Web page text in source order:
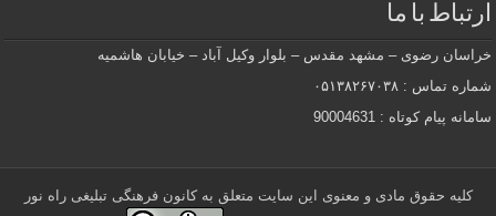
ارتباط با ما
خراسان رضوی – مشهد مقدس – بلوار وکیل آباد – خیابان هاشمیه
شماره تماس : ۰۵۱۳۸۲۶۷۰۳۸
سامانه پیام کوتاه : 90004631
کلیه حقوق مادی و معنوی این سایت متعلق به کانون فرهنگی تبلیغی راه نور